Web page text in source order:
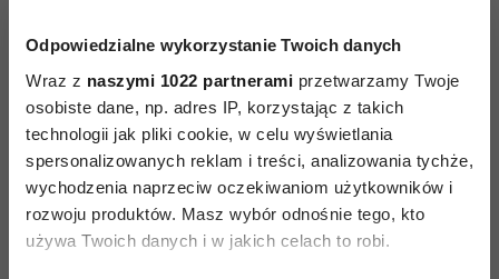
Odpowiedzialne wykorzystanie Twoich danych
Wraz z naszymi 1022 partnerami przetwarzamy Twoje
osobiste dane, np. adres IP, korzystając z takich
technologii jak pliki cookie, w celu wyświetlania
spersonalizowanych reklam i treści, analizowania tychże,
wychodzenia naprzeciw oczekiwaniom użytkowników i
rozwoju produktów. Masz wybór odnośnie tego, kto
używa Twoich danych i w jakich celach to robi.
powodów po prostu uwielbiamy swoje
towarzystwo. Jako kompozytor ma wielki dar –
wszystko, czego potrzebuje, to słowa. Potrafię
sprawić, by robił swoją robotę, opisując mu moje
pomysły konkretnymi słowami. Wypowiadam
słowa, a on je gra – tak to się odbywa. Kiedy już
złapie sens mojej wypowiedzi, wszystko z niego